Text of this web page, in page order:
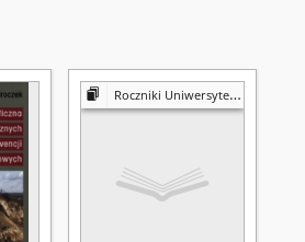
Roczniki Uniwersytetu Marii Curie-Skłodowskiej w Lublinie. Dział B, Geografia, Geologia, Mineralogia i Petrografia